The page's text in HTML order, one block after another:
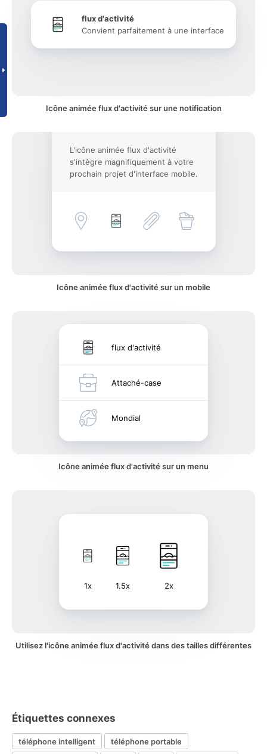
flux d'activité
Convient parfaitement à une interface
Icône animée flux d'activité sur une notification
L'icône animée flux d'activité
s'intègre magnifiquement à votre
prochain projet d'interface mobile.
Icône animée flux d'activité sur un mobile
flux d'activité
Attaché-case
Mondial
Icône animée flux d'activité sur un menu
1x 1.5x 2x
Utilisez l'icône animée flux d'activité dans des tailles différentes
Étiquettes connexes
téléphone intelligent
téléphone portable